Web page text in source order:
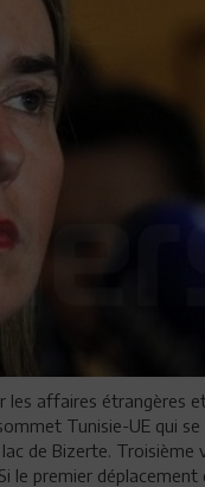
les affaires étrangères
Tunisie-UE qui
de Bizerte. Troisième
le premier